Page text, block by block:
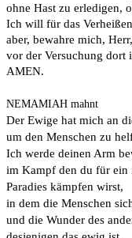
ohne Hast zu erledigen,
Ich will für das
aber, bewahre mich, Herr,
vor der Versuchung
AMEN.
NEMAMIAH mahnt
Der Ewige hat mich an
um den Menschen zu
Ich werde deinen Arm
im Kampf den du für ein
Paradies kämpfen wirst,
in dem die Menschen
und die Wunder des